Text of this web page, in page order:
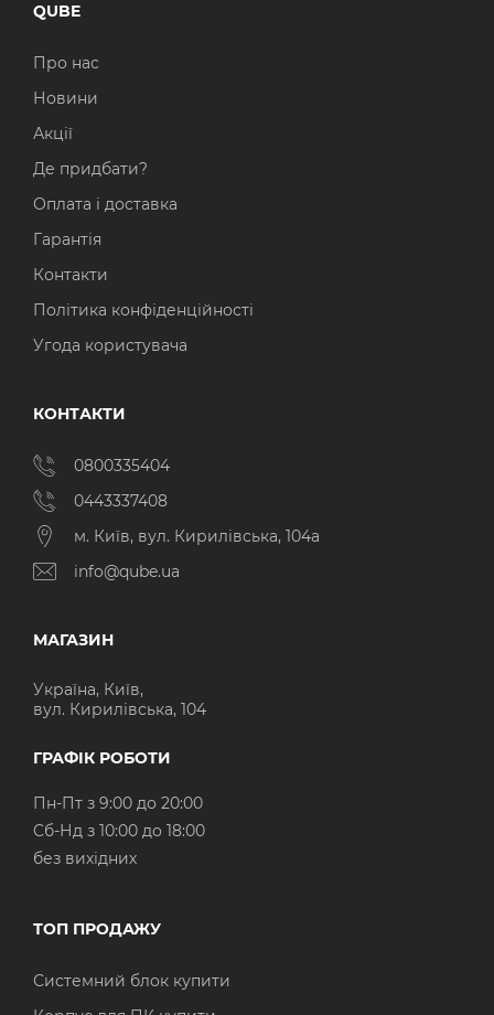
QUBE
Про нас
Новини
Акції
Де придбати?
Оплата і доставка
Гарантія
Контакти
Політика конфіденційності
Угода користувача
КОНТАКТИ
0800335404
0443337408
м. Київ, вул. Кирилівська, 104а
info@qube.ua
МАГАЗИН
Україна, Київ,
вул. Кирилівська, 104
ГРАФІК РОБОТИ
Пн-Пт з 9:00 до 20:00
Cб-Нд з 10:00 до 18:00
без вихідних
ТОП ПРОДАЖУ
Системний блок купити